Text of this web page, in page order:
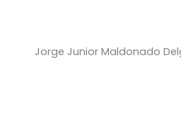
Jorge Junior Maldonado